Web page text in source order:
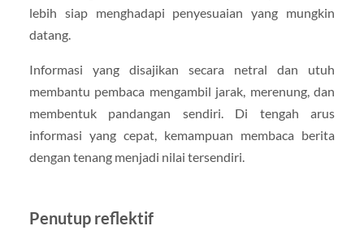
lebih siap menghadapi penyesuaian yang mungkin
datang.
Informasi yang disajikan secara netral dan utuh
membantu pembaca mengambil jarak, merenung, dan
membentuk pandangan sendiri. Di tengah arus
informasi yang cepat, kemampuan membaca berita
dengan tenang menjadi nilai tersendiri.
Penutup reflektif